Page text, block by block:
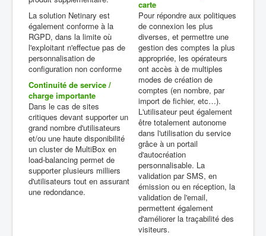
La solution Netinary est
également conforme à la
RGPD, dans la limite où
l'exploitant n'effectue pas de
personnalisation de
configuration non conforme
Continuité de service /
charge importante
Dans le cas de sites
critiques devant supporter un
grand nombre d'utilisateurs
et/ou une haute disponibilité
un cluster de MultiBox en
load-balancing permet de
supporter plusieurs milliers
d'utilisateurs tout en assurant
une redondance.
carte
Pour répondre aux politiques
de connexion les plus
diverses, et permettre une
gestion des comptes la plus
appropriée, les opérateurs
ont accès à de multiples
modes de création de
comptes (en nombre, par
import de fichier, etc…).
L'utilisateur peut également
être totalement autonome
dans l'utilisation du service
grâce à un portail
d'autocréation
personnalisable. La
validation par SMS, en
émission ou en réception, la
validation de l'email,
permettent également
d'améliorer la traçabilité des
visiteurs.